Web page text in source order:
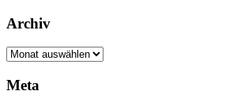
Archiv
Archiv
Meta